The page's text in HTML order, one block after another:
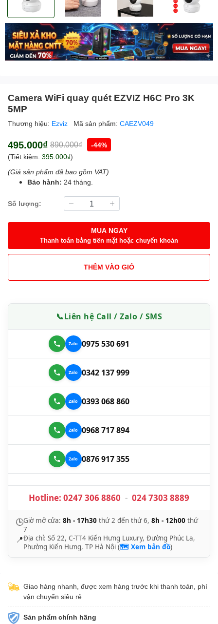
Camera WiFi quay quét EZVIZ H6C Pro 3K
5MP
Thương hiệu: Ezviz Mã sản phẩm: CAEZV049
495.000₫ 890.000₫
-44%
(Tiết kiệm: 395.000₫)
(Giá sản phẩm đã bao gồm VAT)
Bảo hành: 24 tháng.
Số lượng:
MUA NGAY
Thanh toán bằng tiền mặt hoặc chuyển khoản
THÊM VÀO GIỎ
📞Liên hệ Call / Zalo / SMS
0975 530 691
0342 137 999
0393 068 860
0968 717 894
0876 917 355
Hotline: 0247 306 8860 - 024 7303 8889
🕒Giờ mở cửa: 8h - 17h30 thứ 2 đến thứ 6, 8h - 12h00 thứ
7
📍Địa chỉ: Số 22, C-TT4 Kiến Hưng Luxury, Đường Phúc La,
Phường Kiến Hưng, TP Hà Nội (🗺️ Xem bản đồ)
Giao hàng nhanh, được xem hàng trước khi thanh toán, phí
vận chuyển siêu rẻ
Sản phẩm chính hãng